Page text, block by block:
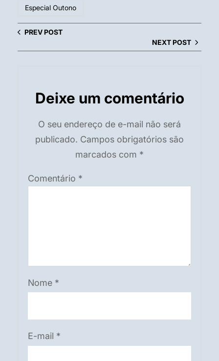
Especial Outono
PREV POST
NEXT POST
Deixe um comentário
O seu endereço de e-mail não será
publicado. Campos obrigatórios são
marcados com *
Comentário *
Nome *
E-mail *